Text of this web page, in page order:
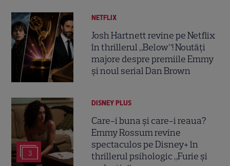
NETFLIX
Josh Hartnett revine pe Netflix
în thrillerul „Below”! Noutăți
majore despre premiile Emmy
și noul serial Dan Brown
3
DISNEY PLUS
Care-i buna și care-i reaua?
Emmy Rossum revine
spectaculos pe Disney+ în
thrillerul psihologic „Furie și